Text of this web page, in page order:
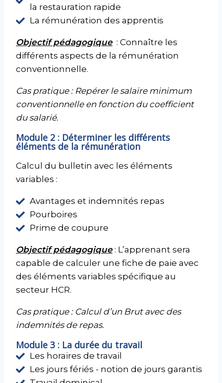
la restauration rapide
La rémunération des apprentis
Objectif pédagogique: Connaître les
différents aspects de la rémunération
conventionnelle.
Cas pratique : Repérer le salaire minimum
conventionnelle en fonction du coefficient
du salarié.
Module 2 : Déterminer les différents
éléments de la rémunération
Calcul du bulletin avec les éléments
variables :
Avantages et indemnités repas
Pourboires
Prime de coupure
Objectif pédagogique: L’apprenant sera
capable de calculer une fiche de paie avec
des éléments variables spécifique au
secteur HCR.
Cas pratique : Calcul d’un Brut avec des
indemnités de repas.
Module 3 : La durée du travail
Les horaires de travail
Les jours fériés - notion de jours garantis